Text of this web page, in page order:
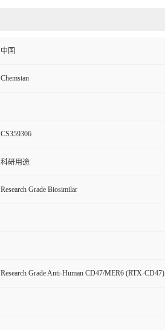
中国
Chemstan
CS359306
科研用途
Research Grade Biosimilar
Research Grade Anti-Human CD47/MER6 (RTX-CD47)